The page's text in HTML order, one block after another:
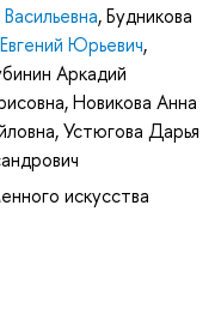
,Будникова
Юрьевич,
Аркадий
,Новикова Анна
,Устюгова Дарья
искусства